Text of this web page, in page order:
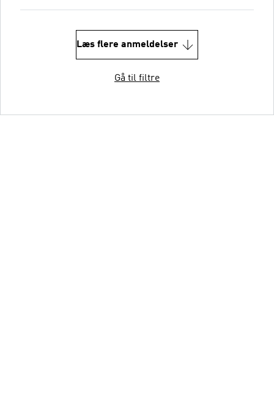
Læs flere anmeldelser
Gå til filtre